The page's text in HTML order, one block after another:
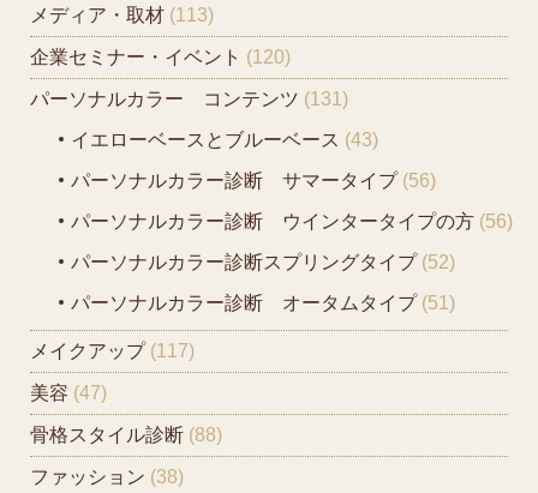
メディア・取材 (113)
企業セミナー・イベント (120)
パーソナルカラー コンテンツ (131)
イエローベースとブルーベース (43)
パーソナルカラー診断 サマータイプ(56)
パーソナルカラー診断 ウインタータイプの方 (56)
パーソナルカラー診断スプリングタイプ(52)
パーソナルカラー診断 オータムタイプ(51)
メイクアップ(117)
美容 (47)
骨格スタイル診断 (88)
ファッション (38)